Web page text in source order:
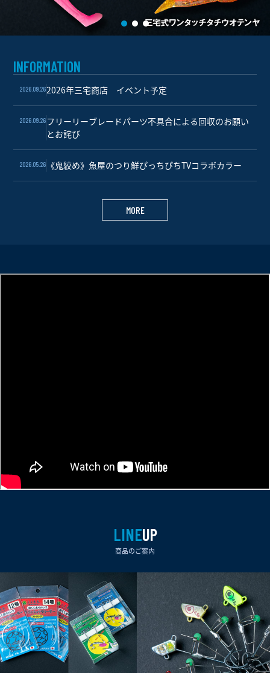
INFORMATION
2026.09.262026年三宅商店 イベント予定
2026.09.26 フリーリーブレードパーツ不具合による回収のお願い
とお詫び
2026.05.26 《鬼絞め》魚屋のつり鮮ぴっちぴちTVコラボカラー
MORE
LINEUP
商品のご案内